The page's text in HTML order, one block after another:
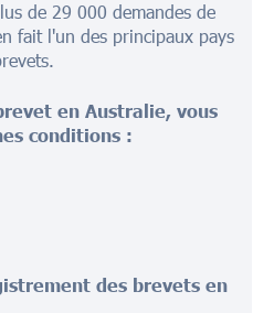
de 29 000 demandes de
fait l'un des principaux pays
en Australie, vous
conditions :
des brevets en